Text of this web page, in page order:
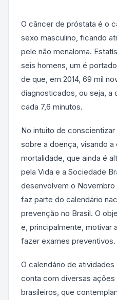
O câncer de próstata é o
sexo masculino, ficando
pele não menaloma.
seis homens, um é
de que, em 2014, 69 mil
diagnosticados, ou seja, a
cada 7,6 minutos.
No intuito de
sobre a doença, visando a
mortalidade, que ainda é
pela Vida e a Sociedade
desenvolvem o Novembro
faz parte do calendário
prevenção no Brasil. O
e, principalmente, motivar
fazer exames preventivos.
O calendário de
conta com diversas
brasileiros, que